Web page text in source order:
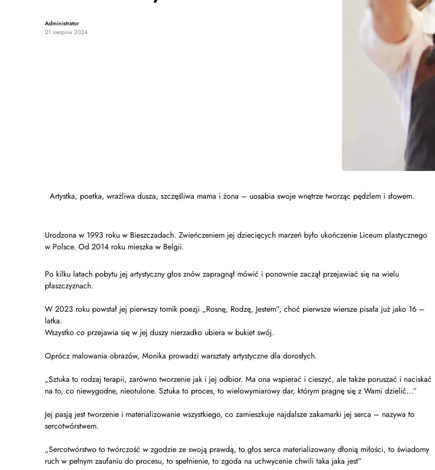
Administrator
21 sierpnia 2024
Artystka, poetka, wrażliwa dusza, szczęśliwa mama i żona – uosabia swoje wnętrze tworząc pędzlem i słowem.
Urodzona w 1993 roku w Bieszczadach. Zwieńczeniem jej dziecięcych marzeń było ukończenie Liceum plastycznego
w Polsce. Od 2014 roku mieszka w Belgii.
Po kilku latach pobytu jej artystyczny głos znów zapragnął mówić i ponownie zaczął przejawiać się na wielu
płaszczyznach.
W 2023 roku powstał jej pierwszy tomik poezji „Rosnę, Rodzę, Jestem”, choć pierwsze wiersze pisała już jako 16 –
latka.
Wszystko co przejawia się w jej duszy nierzadko ubiera w bukiet swój.
Oprócz malowania obrazów, Monika prowadzi warsztaty artystyczne dla dorosłych.
„Sztuka to rodzaj terapii, zarówno tworzenie jak i jej odbior. Ma ona wspierać i cieszyć, ale także poruszać i naciskać
na to, co niewygodne, nieotulone. Sztuka to proces, to wielowymiarowy dar, którym pragnę się z Wami dzielić…”
Jej pasją jest tworzenie i materializowanie wszystkiego, co zamieszkuje najdalsze zakamarki jej serca – nazywa to
sercotwórstwem.
„Sercotwórstwo to twórczość w zgodzie ze swoją prawdą, to głos serca materializowany dłonią miłości, to świadomy
ruch w pełnym zaufaniu do procesu, to spełnienie, to zgoda na uchwycenie chwili taka jaka jest”